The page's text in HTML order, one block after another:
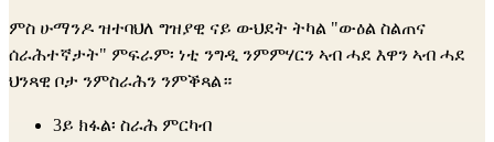
ምስ ሁማንዶ ዝተባህለ ግዝያዊ ናይ ውህደት ትካል "ውዕል ስልጠና
ሰራሕተኛታት" ምፍራም፡ ነቲ ንግዲ ንምምሃርን ኣብ ሓደ እዋን ኣብ ሓደ
ህንጻዊ ቦታ ንምስራሕን ንምቕጻል።
3ይ ክፋል፡ ስራሕ ምርካብ